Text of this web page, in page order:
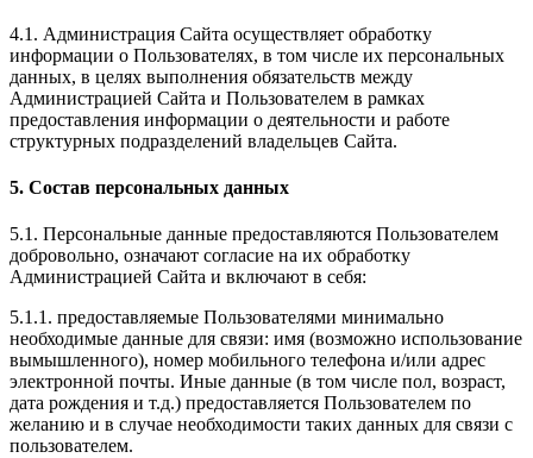
4.1. Администрация Сайта осуществляет обработку
информации о Пользователях, в том числе их персональных
данных, в целях выполнения обязательств между
Администрацией Сайта и Пользователем в рамках
предоставления информации о деятельности и работе
структурных подразделений владельцев Сайта.
5. Состав персональных данных
5.1. Персональные данные предоставляются Пользователем
добровольно, означают согласие на их обработку
Администрацией Сайта и включают в себя:
5.1.1. предоставляемые Пользователями минимально
необходимые данные для связи: имя (возможно использование
вымышленного), номер мобильного телефона и/или адрес
электронной почты. Иные данные (в том числе пол, возраст,
дата рождения и т.д.) предоставляется Пользователем по
желанию и в случае необходимости таких данных для связи с
пользователем.